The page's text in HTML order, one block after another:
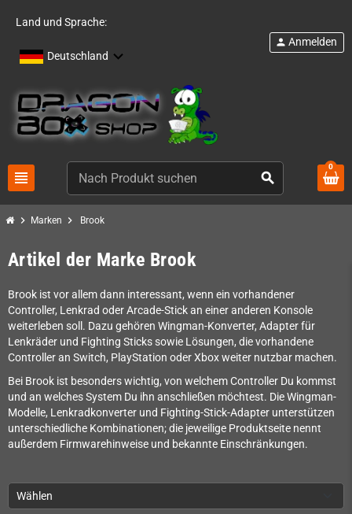
Land und Sprache:
Deutschland
view_headline search
person Anmelden
0
chevron_right Marken chevron_right Brook
Artikel der Marke Brook
Brook ist vor allem dann interessant, wenn ein vorhandener
Controller, Lenkrad oder Arcade-Stick an einer anderen Konsole
weiterleben soll. Dazu gehören Wingman-Konverter, Adapter für
Lenkräder und Fighting Sticks sowie Lösungen, die vorhandene
Controller an Switch, PlayStation oder Xbox weiter nutzbar machen.
Bei Brook ist besonders wichtig, von welchem Controller Du kommst
und an welches System Du ihn anschließen möchtest. Die Wingman-
Modelle, Lenkradkonverter und Fighting-Stick-Adapter unterstützen
unterschiedliche Kombinationen; die jeweilige Produktseite nennt
außerdem Firmwarehinweise und bekannte Einschränkungen.
Wählen